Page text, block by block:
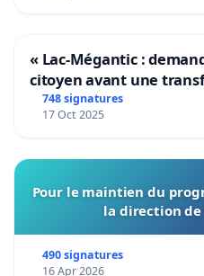
« Lac-Mégantic :
citoyen avant une
de notre territoire »
748 signatures
17 Oct 2025
Pour le maintien du
la direction de
490 signatures
16 Apr 2026